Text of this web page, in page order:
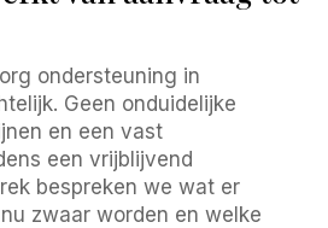
ondersteuning in
Geen onduidelijke
en een vast
een vrijblijvend
bespreken we wat er
zwaar worden en welke